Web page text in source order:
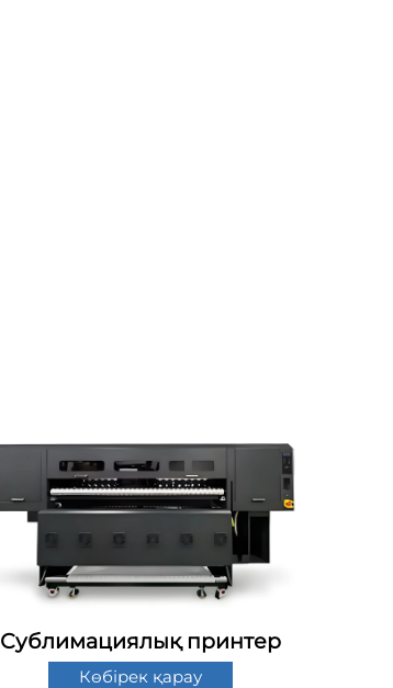
Сублимациялық принтер
Көбірек қарау